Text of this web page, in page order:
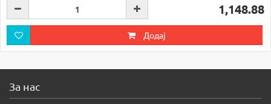
1,148.88
Додај
За нас